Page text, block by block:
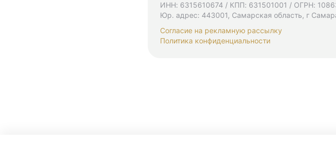
ИНН: 6315610674 / КПП: 631501001 / ОГРН:
Юр. адрес: 443001, Самарская область, г
Согласие на рекламную рассылку
Политика конфиденциальности